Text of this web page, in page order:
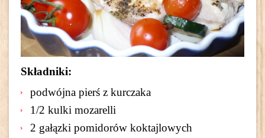
Składniki:
podwójna pierś z kurczaka
1/2 kulki mozarelli
2 gałązki pomidorów koktajlowych